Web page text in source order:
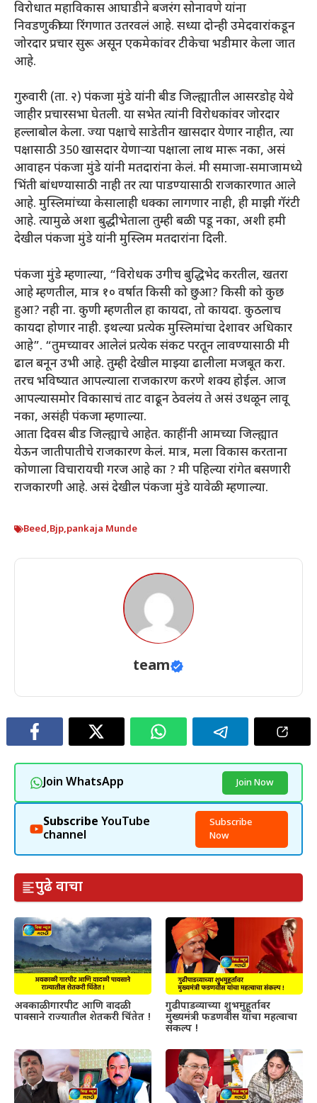
विरोधात महाविकास आघाडीने बजरंग सोनावणे यांना
निवडणुकीच्या रिंगणात उतरवलं आहे. सध्या दोन्ही उमेदवारांकडून
जोरदार प्रचार सुरू असून एकमेकांवर टीकेचा भडीमार केला जात
आहे.
गुरुवारी (ता. २) पंकजा मुंडे यांनी बीड जिल्ह्यातील आसरडोह येथे
जाहीर प्रचारसभा घेतली. या सभेत त्यांनी विरोधकांवर जोरदार
हल्लाबोल केला. ज्या पक्षाचे साडेतीन खासदार येणार नाहीत, त्या
पक्षासाठी 350 खासदार येणाऱ्या पक्षाला लाथ मारू नका, असं
आवाहन पंकजा मुंडे यांनी मतदारांना केलं. मी समाजा-समाजामध्ये
भिंती बांधण्यासाठी नाही तर त्या पाडण्यासाठी राजकारणात आले
आहे. मुस्लिमांच्या केसालाही धक्का लागणार नाही, ही माझी गॅरंटी
आहे. त्यामुळे अशा बुद्धीभेताला तुम्ही बळी पडू नका, अशी हमी
देखील पंकजा मुंडे यांनी मुस्लिम मतदारांना दिली.
पंकजा मुंडे म्हणाल्या, “विरोधक उगीच बुद्धिभेद करतील, खतरा
आहे म्हणतील, मात्र १० वर्षात किसी को छुआ? किसी को कुछ
हुआ? नही ना. कुणी म्हणतील हा कायदा, तो कायदा. कुठलाच
कायदा होणार नाही. इथल्या प्रत्येक मुस्लिमांचा देशावर अधिकार
आहे”. “तुमच्यावर आलेलं प्रत्येक संकट परतून लावण्यासाठी मी
ढाल बनून उभी आहे. तुम्ही देखील माझ्या ढालीला मजबूत करा.
तरच भविष्यात आपल्याला राजकारण करणे शक्य होईल. आज
आपल्यासमोर विकासाचं ताट वाढून ठेवलंय ते असं उधळून लावू
नका, असंही पंकजा म्हणाल्या.
आता दिवस बीड जिल्ह्याचे आहेत. काहींनी आमच्या जिल्ह्यात
येऊन जातीपातीचे राजकारण केलं. मात्र, मला विकास करताना
कोणाला विचारायची गरज आहे का ? मी पहिल्या रांगेत बसणारी
राजकारणी आहे. असं देखील पंकजा मुंडे यावेळी म्हणाल्या.
Beed,Bjp,pankaja Munde
team
Join WhatsApp Join Now
Subscribe YouTube
channel
Subscribe
Now
पुढे वाचा
अवकाळी गारपीट आणि वादळी
पावसाने राज्यातील शेतकरी चिंतेत !
गुढीपाडव्याच्या शुभमुहूर्तावर
मुख्यमंत्री फडणवीस यांचा महत्वाचा
संकल्प !